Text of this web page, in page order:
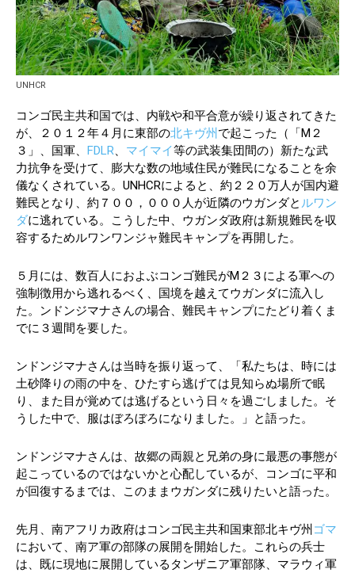
UNHCR
コンゴ民主共和国では、内戦や和平合意が繰り返されてきた
が、２０１２年４月に東部の北キヴ州 で起こった（「M２
３」、国軍、 FDLR、 マイマイ等の武装集団間の）新たな武
力抗争を受けて、膨大な数の地域住民が難民になることを余
儀なくされている。UNHCRによると、約２２０万人が国内避
難民となり、約７００，０００人が近隣のウガンダと ルワン
ダに逃れている。こうした中、ウガンダ政府は新規難民を収
容するためルワンワンジャ難民キャンプを再開した。
５月には、数百人におよぶコンゴ難民がM２３による軍への
強制徴用から逃れるべく、国境を越えてウガンダに流入し
た。ンドンジマナさんの場合、難民キャンプにたどり着くま
でに３週間を要した。
ンドンジマナさんは当時を振り返って、「私たちは、時には
土砂降りの雨の中を、ひたすら逃げては見知らぬ場所で眠
り、また目が覚めては逃げるという日々を過ごしました。そ
うした中で、服はぼろぼろになりました。」と語った。
ンドンジマナさんは、故郷の両親と兄弟の身に最悪の事態が
起こっているのではないかと心配しているが、コンゴに平和
が回復するまでは、このままウガンダに残りたいと語った。
先月、南アフリカ政府はコンゴ民主共和国東部北キヴ州 ゴマ
において、南ア軍の部隊の展開を開始した。これらの兵士
は、既に現地に展開しているタンザニア軍部隊、マラウィ軍